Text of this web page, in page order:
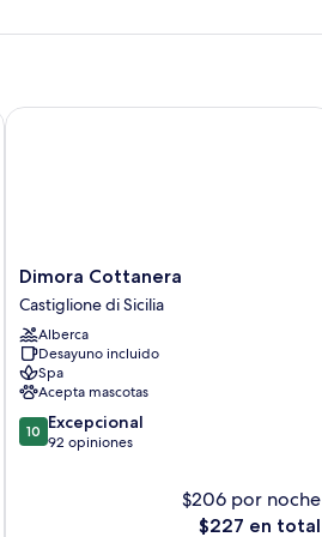
Dimora
Cottanera
Castiglione
di
Sicilia
Dimora Cottanera
Castiglione di Sicilia
Alberca
Desayuno incluido
Spa
Acepta mascotas
10.0
de
10 Excepcional
92 opiniones
$206 por noche
El
$227 en total
Dimora Cottanera